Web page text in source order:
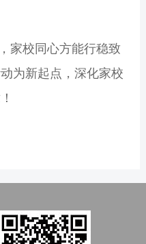
家校同心方能行稳致
为新起点，深化家校